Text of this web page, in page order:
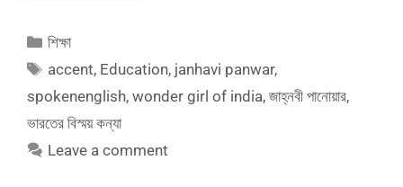
Categories
শিক্ষা
Tags
accent, Education, janhavi panwar,
spokenenglish, wonder girl of india, জাহ্নবী পানোয়ার,
ভারতের বিস্ময় কন্যা
Leave a comment